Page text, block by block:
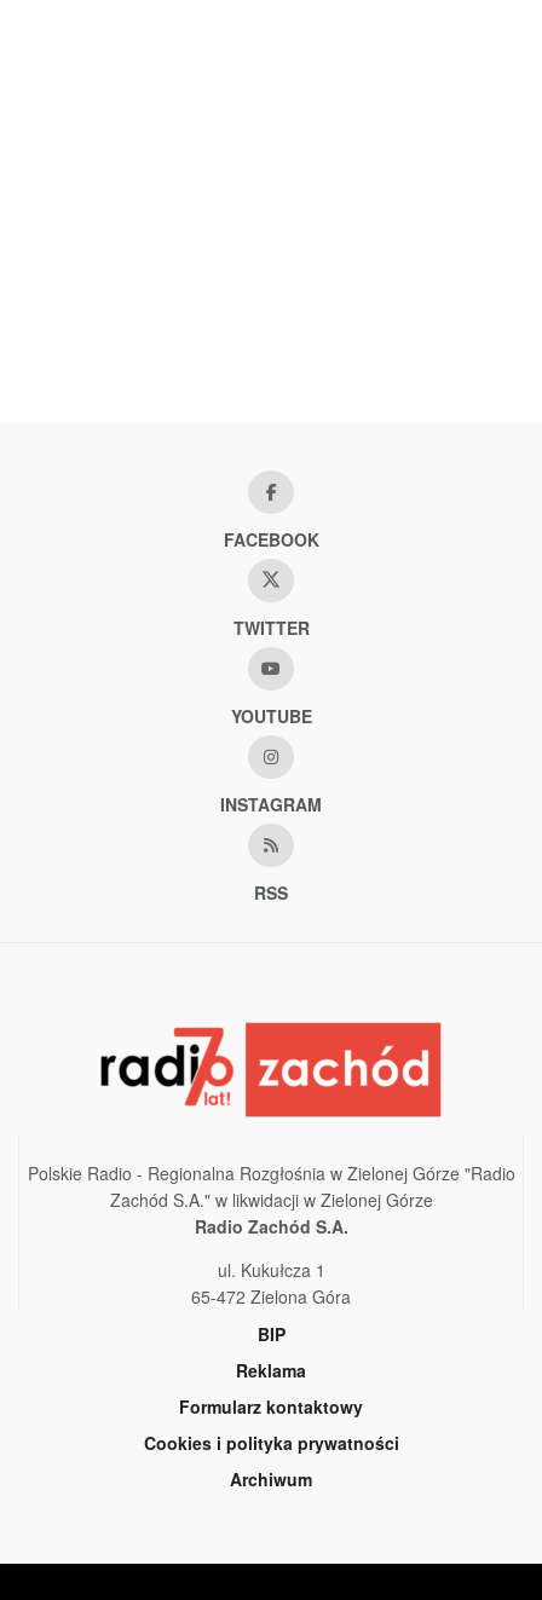
FACEBOOK
TWITTER
YOUTUBE
INSTAGRAM
RSS
Polskie Radio - Regionalna Rozgłośnia w Zielonej Górze "Radio
Zachód S.A." w likwidacji w Zielonej Górze
Radio Zachód S.A.
ul. Kukułcza 1
65-472 Zielona Góra
BIP
Reklama
Formularz kontaktowy
Cookies i polityka prywatności
Archiwum